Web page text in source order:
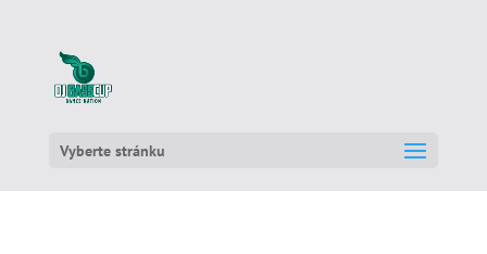
Vyberte stránku